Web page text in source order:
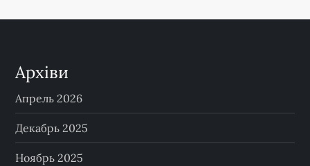
Архіви
Апрель 2026
Декабрь 2025
Ноябрь 2025